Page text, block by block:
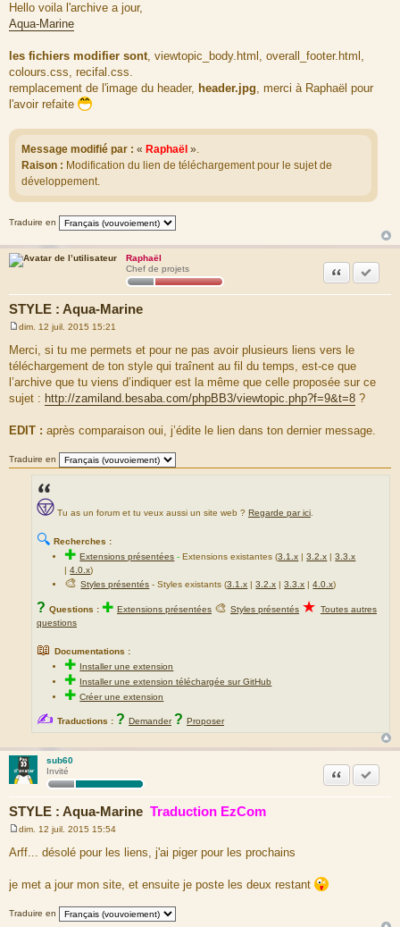
e
s
s
e
Hello voila l'archive a jour,
Aqua-Marine
les fichiers modifier sont, viewtopic_body.html, overall_footer.html,
colours.css, recifal.css.
remplacement de l'image du header, header.jpg, merci à Raphaël pour
l'avoir refaite
Message modifié par : « Raphaël ».
Raison : Modification du lien de téléchargement pour le sujet de
développement.
Traduire en
Raphaël
Chef de projets
STYLE : Aqua-Marine
Citation
s
s
g
e
dim. 12 juil. 2015 15:21
Merci, si tu me permets et pour ne pas avoir plusieurs liens vers le
téléchargement de ton style qui traînent au fil du temps, est-ce que
l’archive que tu viens d’indiquer est la même que celle proposée sur ce
sujet : http://zamiland.besaba.com/phpBB3/viewtopic.php?f=9&t=8 ?
EDIT : après comparaison oui, j’édite le lien dans ton dernier message.
Traduire en
Tu as un forum et tu veux aussi un site web ? Regarde par ici.
🔍 Recherches :
✚Extensions présentées -Extensions existantes (3.1.x |3.2.x |3.3.x
|4.0.x)
🎨Styles présentés - Styles existants (3.1.x |3.2.x |3.3.x |4.0.x)
? Questions : ✚ Extensions présentées 🎨 Styles présentés ★ Toutes autres
questions
📖 Documentations :
✚ Installer une extension
✚ Installer une extension téléchargée sur GitHub
✚Créer une extension
✍ Traductions : ? Demander ? Proposer
sub60
Invité
STYLE : Aqua-Marine Traduction EzCom
Citation
e
s
g
dim. 12 juil. 2015 15:54
Arff... désolé pour les liens, j'ai piger pour les prochains
je met a jour mon site, et ensuite je poste les deux restant
Traduire en